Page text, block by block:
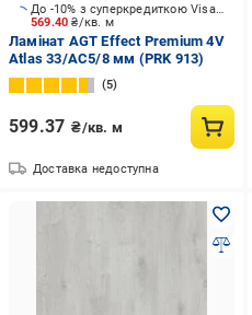
569.40₴/кв. м
До -10% з суперкредиткою Visa Вигода
Ламінат AGT Effect Premium 4V
Atlas 33/АС5/8 мм (PRK 913)
5
599.37 ₴/кв. м
Доставка недоступна